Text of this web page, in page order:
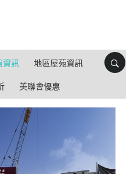
資訊 地區屋苑資訊
美聯會優惠